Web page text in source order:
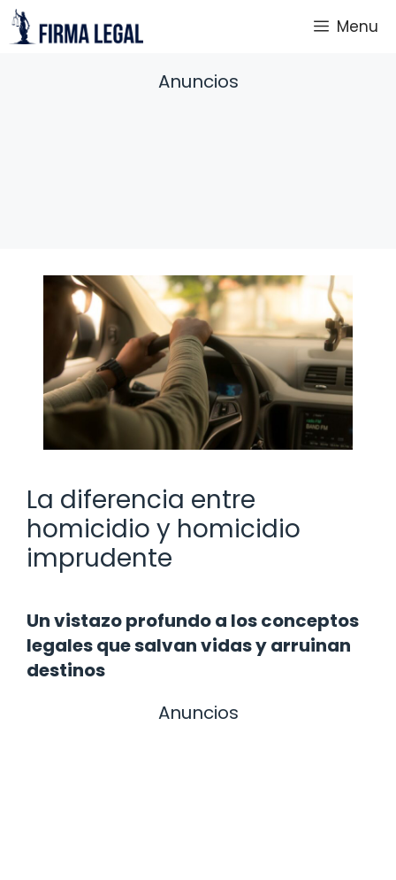
Saltar
al
Menu
Anuncios
La diferencia entre
homicidio y homicidio
imprudente
Un vistazo profundo a los conceptos
legales que salvan vidas y arruinan
destinos
Anuncios